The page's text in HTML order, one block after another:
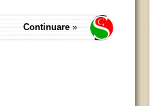
Continuare »